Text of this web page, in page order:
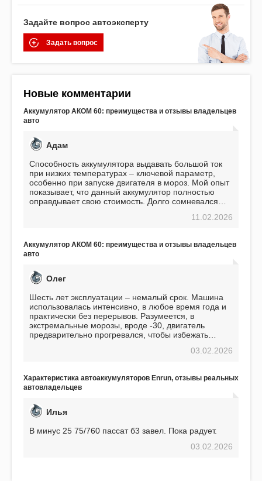
Задайте вопрос автоэксперту
Задать вопрос
Новые комментарии
Аккумулятор АКОМ 60: преимущества и отзывы владельцев
авто
Адам
Способность аккумулятора выдавать большой ток
при низких температурах – ключевой параметр,
особенно при запуске двигателя в мороз. Мой опыт
показывает, что данный аккумулятор полностью
оправдывает свою стоимость. Долго сомневался
пожалел. Считаю, что это отличное вложение,11.02.2026
Аккумулятор АКОМ 60: преимущества и отзывы владельцев
авто
Олег
Шесть лет эксплуатации – немалый срок. Машина
использовалась интенсивно, в любое время года и
практически без перерывов. Разумеется, в
экстремальные морозы, вроде -30, двигатель
предварительно прогревался, чтобы избежать
использования не было ни единой поломки,
EFB 75. Судя по характеристикам, он даже
превосходит предыдущую модель.
03.02.2026
Характеристика автоаккумуляторов Enrun, отзывы реальных
автовладельцев
Илья
В минус 25 75/760 пассат б3 завел. Пока радует.
03.02.2026